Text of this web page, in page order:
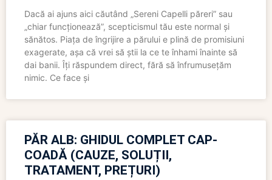
Dacă ai ajuns aici căutând „Sereni Capelli păreri” sau
„chiar funcționează”, scepticismul tău este normal și
sănătos. Piața de îngrijire a părului e plină de promisiuni
exagerate, așa că vrei să știi la ce te înhami înainte să
dai banii. Îți răspundem direct, fără să înfrumusețăm
nimic. Ce face și
PĂR ALB: GHIDUL COMPLET CAP-
COADĂ (CAUZE, SOLUȚII,
TRATAMENT, PREȚURI)